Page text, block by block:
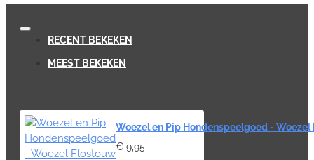
RECENT BEKEKEN
MEEST BEKEKEN
Woezel en Pip Hondenspeelgoed -
€ 9,95